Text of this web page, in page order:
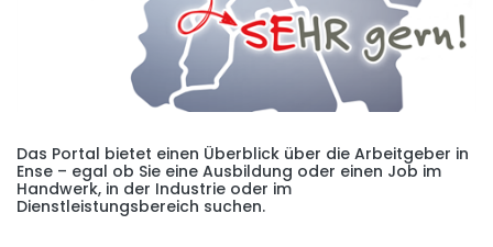
Das Portal bietet einen Überblick über die Arbeitgeber in
Ense – egal ob Sie eine Ausbildung oder einen Job im
Handwerk, in der Industrie oder im
Dienstleistungsbereich suchen.